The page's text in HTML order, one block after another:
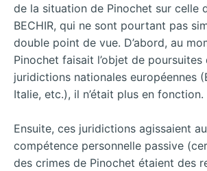
de la situation de Pinochet sur celle
BECHIR, qui ne sont pourtant pas
double point de vue. D’abord, au
Pinochet faisait l’objet de
juridictions nationales européennes
Italie, etc.), il n’était plus en fonction.
Ensuite, ces juridictions agissaient
compétence personnelle passive
des crimes de Pinochet étaient des